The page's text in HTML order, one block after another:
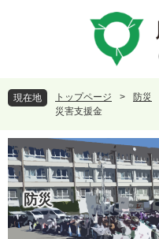
頭
で
。
飛
ば
て
本
文
へ
現在地 トップページ > 防災
災害支援金
防災